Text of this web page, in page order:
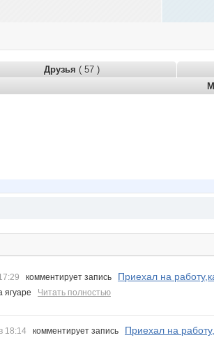
Друзья ( 57 )
комментирует запись Приехал на
ягуаре Читать полностью
18:14 комментирует запись Приехал на